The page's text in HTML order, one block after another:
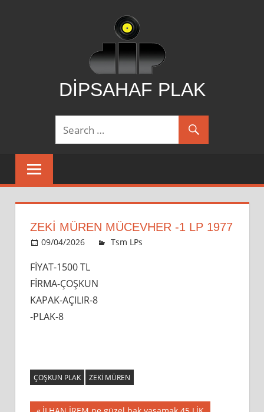
DİPSAHAF PLAK
DİPSAHAF
ZEKİ MÜREN MÜCEVHER -1 LP 1977
09/04/2026 admin
Tsm LPs
FİYAT-1500 TL
FİRMA-ÇOŞKUN
KAPAK-AÇILIR-8
-PLAK-8
ÇOŞKUN PLAK ZEKI MÜREN